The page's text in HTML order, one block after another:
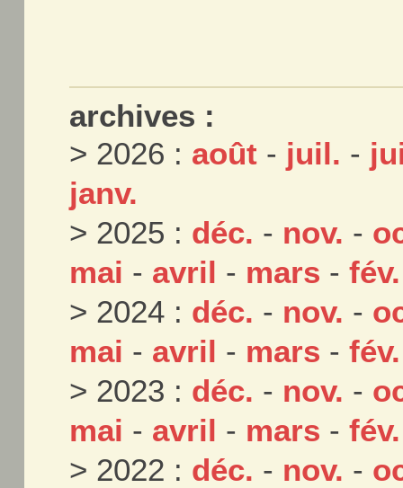
archives :
> 2026 : août - juil. -
janv.
> 2025 : déc. - nov. -
mai - avril - mars -fév.
> 2024 : déc. - nov. -
mai - avril - mars -fév.
> 2023 : déc. - nov. -
mai - avril - mars -fév.
> 2022 : déc. - nov. -